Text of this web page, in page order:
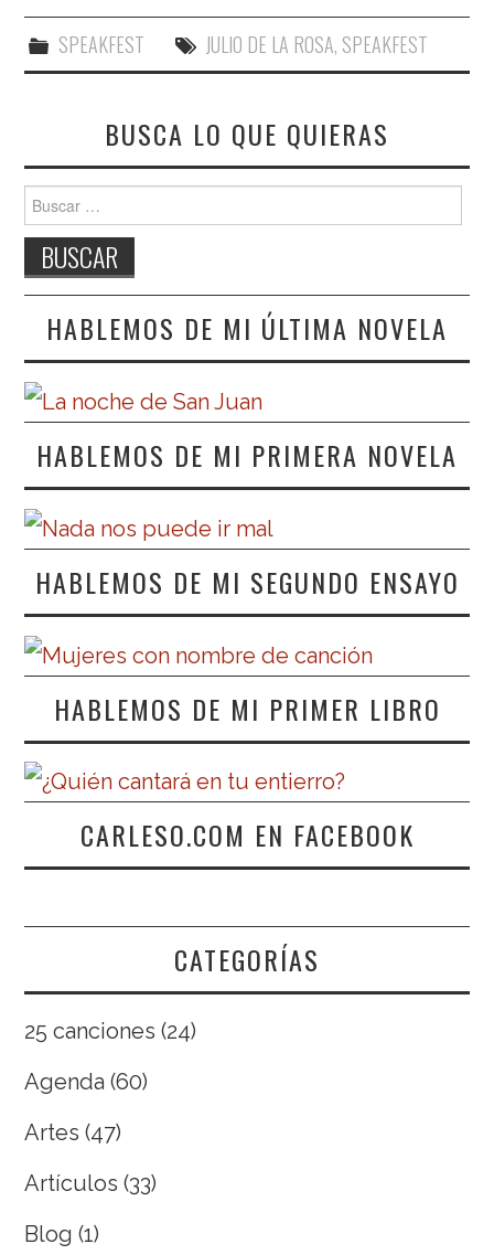
SPEAKFEST JULIO DE LA ROSA, SPEAKFEST
BUSCA LO QUE QUIERAS
Buscar:
HABLEMOS DE MI ÚLTIMA NOVELA
HABLEMOS DE MI PRIMERA NOVELA
HABLEMOS DE MI SEGUNDO ENSAYO
HABLEMOS DE MI PRIMER LIBRO
CARLESO.COM EN FACEBOOK
CATEGORÍAS
25 canciones (24)
Agenda (60)
Artes (47)
Artículos (33)
Blog (1)